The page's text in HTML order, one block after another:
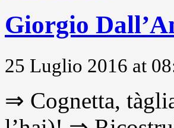
Giorgio
25 Luglio 2016 at
⇒ Cognetta,